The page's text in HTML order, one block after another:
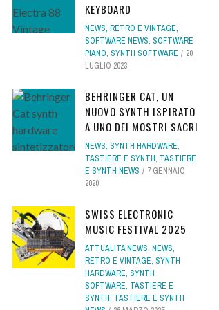
KEYBOARD
NEWS, RETRO E VINTAGE,
SOFTWARE NEWS, SOFTWARE
PIANO, SYNTH SOFTWARE
20
LUGLIO 2023
BEHRINGER CAT, UN
NUOVO SYNTH ISPIRATO
A UNO DEI MOSTRI SACRI
NEWS, SYNTH HARDWARE,
TASTIERE E SYNTH, TASTIERE
E SYNTH NEWS
7 GENNAIO
2020
SWISS ELECTRONIC
MUSIC FESTIVAL 2025
ATTUALITÀ NEWS, NEWS,
RETRO E VINTAGE, SYNTH
HARDWARE, SYNTH
SOFTWARE, TASTIERE E
SYNTH, TASTIERE E SYNTH